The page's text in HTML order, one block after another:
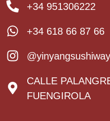
+34 951306222
+34 618 66 87 66
@yinyangsushiway
CALLE
FUENGIROLA